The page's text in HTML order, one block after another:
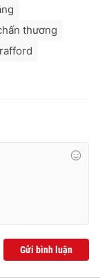
thương
Gửi bình luận